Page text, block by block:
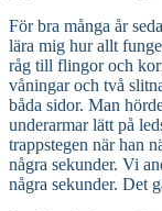
För bra många år
lära mig hur allt
råg till flingor och
våningar och två
båda sidor. Man
underarmar lätt på
trappstegen när han
några sekunder. Vi
några sekunder. Det